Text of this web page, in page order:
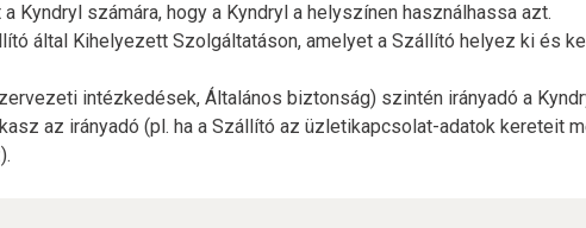
számára, hogy a Kyndryl a helyszínen használhassa azt.
által Kihelyezett Szolgáltatáson, amelyet a Szállító helyez ki és
intézkedések, Általános biztonság) szintén irányadó a
az irányadó (pl. ha a Szállító az üzletikapcsolat-adatok kereteit